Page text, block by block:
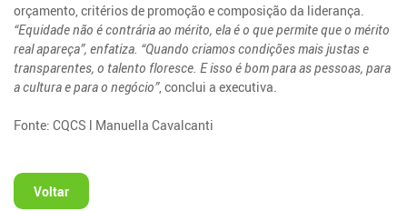
orçamento, critérios de promoção e composição da liderança.
“Equidade não é contrária ao mérito, ela é o que permite que o mérito
real apareça”, enfatiza. “Quando criamos condições mais justas e
transparentes, o talento floresce. E isso é bom para as pessoas, para
a cultura e para o negócio”, conclui a executiva.
Fonte: CQCS l Manuella Cavalcanti
Voltar